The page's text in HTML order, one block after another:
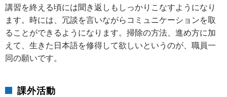
講習を終える頃には聞き返しもしっかりこなすようになり
ます。時には、冗談を言いながらコミュニケーションを取
ることができるようになります。掃除の方法、進め方に加
えて、生きた日本語を修得して欲しいというのが、職員一
同の願いです。
課外活動